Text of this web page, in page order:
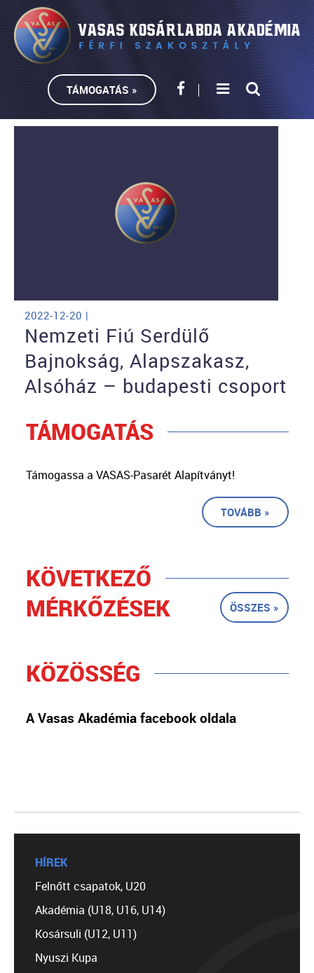
TÁMOGATÁS »
2022-12-20 |
Nemzeti Fiú Serdülő
Bajnokság, Alapszakasz,
Alsóház – budapesti csoport
TÁMOGATÁS
Támogassa a VASAS-Pasarét Alapítványt!
TOVÁBB »
KÖVETKEZŐ
MÉRKŐZÉSEK
ÖSSZES »
KÖZÖSSÉG
A Vasas Akadémia facebook oldala
HÍREK
Felnőtt csapatok, U20
Akadémia (U18, U16, U14)
Kosársuli (U12, U11)
Nyuszi Kupa